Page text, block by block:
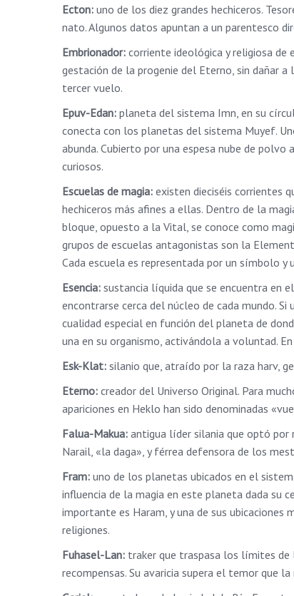
Ecton: uno de los diez grandes hechiceros.
nato. Algunos datos apuntan a un parentesco
Embrionador: corriente ideológica y religiosa de
gestación de la progenie del Eterno, sin dañar
tercer vuelo.
Epuv-Edan: planeta del sistema Imn, en su
conecta con los planetas del sistema Muyef.
abunda. Cubierto por una espesa nube de
curiosos.
Escuelas de magia: existen dieciséis corrientes
hechiceros más afines a ellas. Dentro de la
bloque, opuesto a la Vital, se conoce como
grupos de escuelas antagonistas son la
Cada escuela es representada por un símbolo
Esencia: sustancia líquida que se encuentra en
encontrarse cerca del núcleo de cada mundo.
cualidad especial en función del planeta de
una en su organismo, activándola a voluntad.
Esk-Klat: silanio que, atraído por la raza harv,
Eterno: creador del Universo Original. Para
apariciones en Heklo han sido denominadas
Falua-Makua: antigua líder silania que optó por
Narail, «la daga», y férrea defensora de los
Fram: uno de los planetas ubicados en el
influencia de la magia en este planeta dada su
importante es Haram, y una de sus ubicaciones
religiones.
Fuhasel-Lan: traker que traspasa los límites
recompensas. Su avaricia supera el temor que